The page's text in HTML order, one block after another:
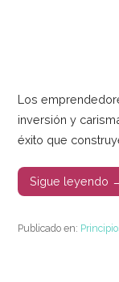
Los
inversión y
éxito que
Sigue leyendo
Publicado en: